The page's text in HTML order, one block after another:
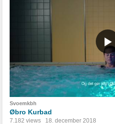
Svoemkbh
Øbro Kurbad
7.182 views 18. december 2018